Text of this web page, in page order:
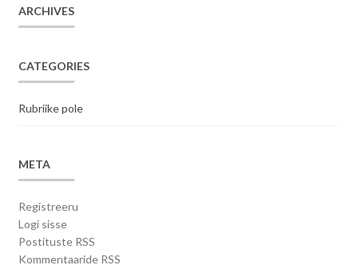
ARCHIVES
CATEGORIES
Rubriike pole
META
Registreeru
Logi sisse
Postituste RSS
Kommentaaride RSS